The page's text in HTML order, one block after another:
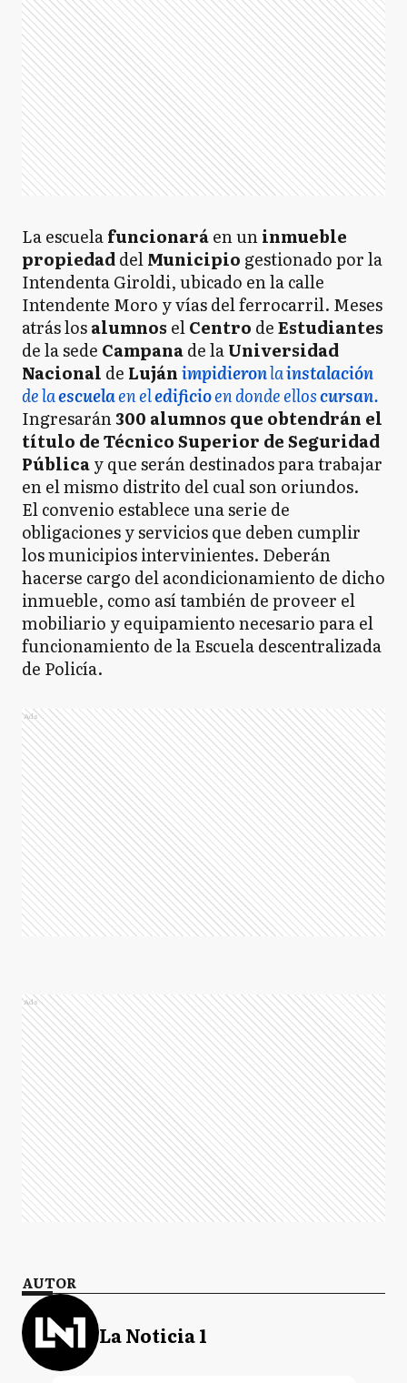
La escuelafuncionaráen uninmueble
propiedaddelMunicipio gestionado por la
Intendenta Giroldi, ubicado en la calle
Intendente Moro y vías del ferrocarril. Meses
atrás losalumnos elCentro deEstudiantes
de la sede Campanade laUniversidad
Nacional de Lujánimpidieronlainstalación
de laescuelaen eledificioen donde elloscursan.
Ingresarán300 alumnos que obtendrán el
título de Técnico Superior de Seguridad
Públicay que serán destinados para trabajar
en el mismo distrito del cual son oriundos.
El convenio establece una serie de
obligaciones y servicios que deben cumplir
los municipios intervinientes. Deberán
hacerse cargo del acondicionamiento de dicho
inmueble, como así también de proveer el
mobiliario y equipamiento necesario para el
funcionamiento de la Escuela descentralizada
de Policía.
Ads
Ads
AUTOR
La Noticia 1